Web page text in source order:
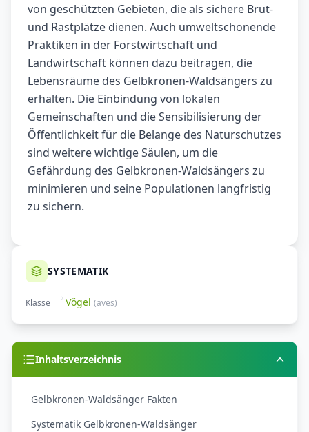
von geschützten Gebieten, die als sichere Brut-
und Rastplätze dienen. Auch umweltschonende
Praktiken in der Forstwirtschaft und
Landwirtschaft können dazu beitragen, die
Lebensräume des Gelbkronen-Waldsängers zu
erhalten. Die Einbindung von lokalen
Gemeinschaften und die Sensibilisierung der
Öffentlichkeit für die Belange des Naturschutzes
sind weitere wichtige Säulen, um die
Gefährdung des Gelbkronen-Waldsängers zu
minimieren und seine Populationen langfristig
zu sichern.
SYSTEMATIK
Klasse Vögel (aves)
Inhaltsverzeichnis
Gelbkronen-Waldsänger Fakten
Systematik Gelbkronen-Waldsänger